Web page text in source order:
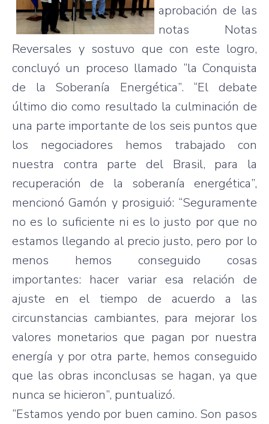
aprobación de las
notas Notas
Reversales y sostuvo que con este logro,
concluyó un proceso llamado “la Conquista
de la Soberanía Energética”. “El debate
último dio como resultado la culminación de
una parte importante de los seis puntos que
los negociadores hemos trabajado con
nuestra contra parte del Brasil, para la
recuperación de la soberanía energética”,
mencionó Gamón y prosiguió: “Seguramente
no es lo suficiente ni es lo justo por que no
estamos llegando al precio justo, pero por lo
menos hemos conseguido cosas
importantes: hacer variar esa relación de
ajuste en el tiempo de acuerdo a las
circunstancias cambiantes, para mejorar los
valores monetarios que pagan por nuestra
energía y por otra parte, hemos conseguido
que las obras inconclusas se hagan, ya que
nunca se hicieron”, puntualizó.
“Estamos yendo por buen camino. Son pasos